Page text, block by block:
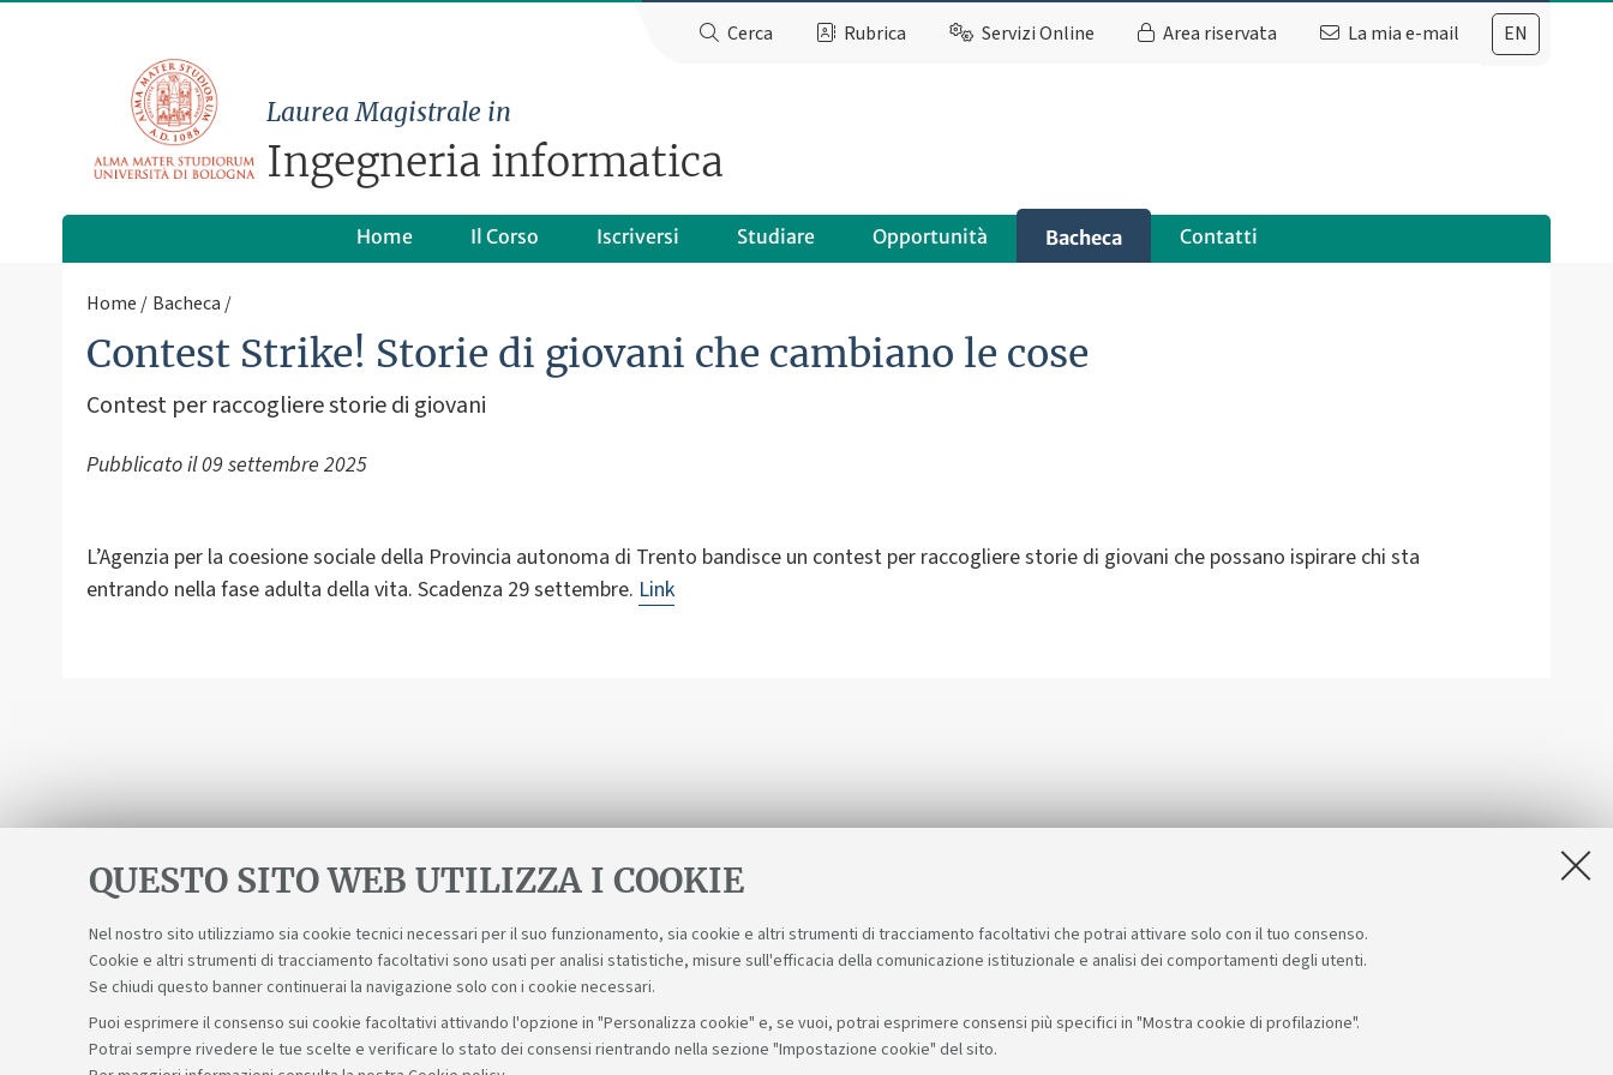
QUESTO SITO WEB UTILIZZA I COOKIE
Nel nostro sito utilizziamo sia cookie tecnici necessari per il suo funzionamento, sia cookie e altri strumenti di tracciamento facoltativi che potrai attivare solo con il tuo consenso.
Cookie e altri strumenti di tracciamento facoltativi sono usati per analisi statistiche, misure sull'efficacia della comunicazione istituzionale e analisi dei comportamenti degli utenti.
Se chiudi questo banner continuerai la navigazione solo con i cookie necessari.
Puoi esprimere il consenso sui cookie facoltativi attivando l'opzione in "Personalizza cookie" e, se vuoi, potrai esprimere consensi più specifici in "Mostra cookie di profilazione".
Potrai sempre rivedere le tue scelte e verificare lo stato dei consensi rientrando nella sezione "Impostazione cookie" del sito.
EN
Cerca Rubrica Servizi Online Area riservata La mia e-mail
Laurea Magistrale in
Ingegneria informatica
Home Il Corso Iscriversi Studiare Opportunità Bacheca Contatti
Home Bacheca
Contest Strike! Storie di giovani che cambiano le cose
Contest per raccogliere storie di giovani
Pubblicato il09 settembre 2025
L’Agenzia per la coesione sociale della Provincia autonoma di Trento bandisce un contest per raccogliere storie di giovani che possano ispirare chi sta
entrando nella fase adulta della vita. Scadenza 29 settembre. Link